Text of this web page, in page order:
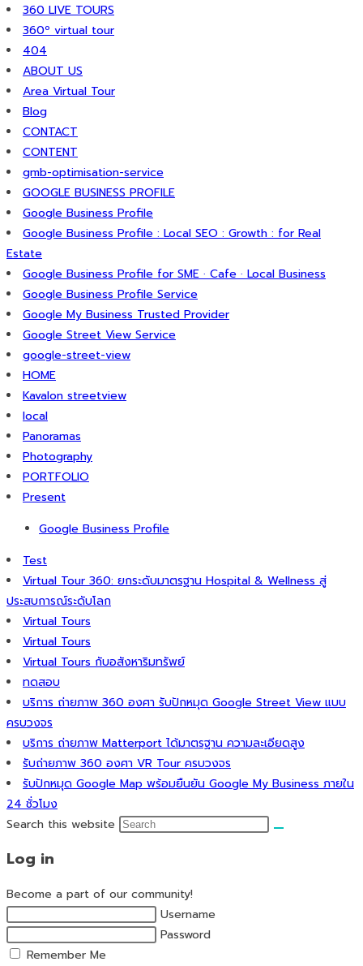
360 LIVE TOURS
360º virtual tour
404
ABOUT US
Area Virtual Tour
Blog
CONTACT
CONTENT
gmb-optimisation-service
GOOGLE BUSINESS PROFILE
Google Business Profile
Google Business Profile : Local SEO : Growth : for Real
Estate
Google Business Profile for SME · Cafe · Local Business
Google Business Profile Service
Google My Business Trusted Provider
Google Street View Service
google-street-view
HOME
Kavalon streetview
local
Panoramas
Photography
PORTFOLIO
Present
Google Business Profile
Test
Virtual Tour 360: ยกระดับมาตรฐาน Hospital & Wellness สู่
ประสบการณ์ระดับโลก
Virtual Tours
Virtual Tours
Virtual Tours กับอสังหาริมทรัพย์
ทดสอบ
บริการ ถ่ายภาพ 360 องศา รับปักหมุด Google Street View แบบ
ครบวงจร
บริการ ถ่ายภาพ Matterport ได้มาตรฐาน ความละเอียดสูง
รับถ่ายภาพ 360 องศา VR Tour ครบวงจร
รับปักหมุด Google Map พร้อมยืนยัน Google My Business ภายใน
24 ชั่วโมง
Search this website
Log in
Become a part of our community!
Username
Password
Remember Me